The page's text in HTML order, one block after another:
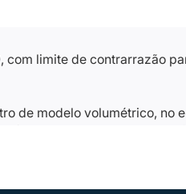
limite de contrarrazão
de modelo volumétrico, no